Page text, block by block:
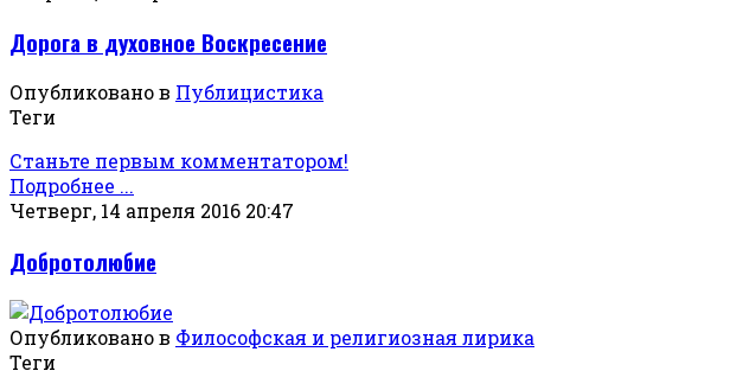
Дорога в духовное Воскресение
Опубликовано в Публицистика
Теги
Станьте первым комментатором!
Подробнее ...
Четверг, 14 апреля 2016 20:47
Добротолюбие
Опубликовано в Философская и религиозная лирика
Теги